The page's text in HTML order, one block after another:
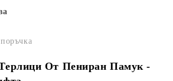
От Пениран Памук -